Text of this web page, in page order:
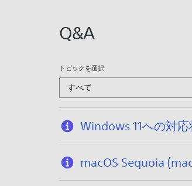
/
1
2
/
Q&A
トピックを選択
すべて
Windows 11への対
macOS Sequoia